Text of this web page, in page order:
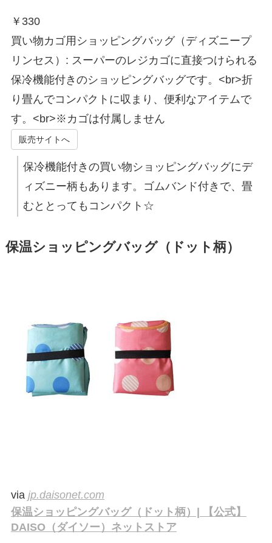
￥ 330
買い物カゴ用ショッピングバッグ（ディズニープ
リンセス）: スーパーのレジカゴに直接つけられる
保冷機能付きのショッピングバッグです。<br>折
り畳んでコンパクトに収まり、便利なアイテムで
す。<br>※カゴは付属しません
販売サイトへ
保冷機能付きの買い物ショッピングバッグにデ
ィズニー柄もあります。ゴムバンド付きで、畳
むととってもコンパクト☆
保温ショッピングバッグ（ドット柄）
via jp.daisonet.com
保温ショッピングバッグ（ドット柄）| 【公式】
DAISO（ダイソー）ネットストア